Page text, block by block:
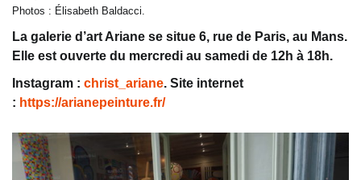
Photos : Élisabeth Baldacci.
La galerie d’art Ariane se situe 6, rue de Paris, au Mans.
Elle est ouverte du mercredi au samedi de 12h à 18h.
Instagram : christ_ariane. Site internet
: https://arianepeinture.fr/